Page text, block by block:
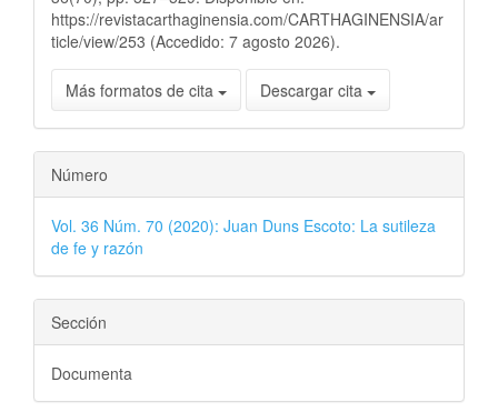
https://revistacarthaginensia.com/CARTHAGINENSIA/ar
ticle/view/253 (Accedido: 7 agosto 2026).
Más formatos de cita Descargar cita
Número
Vol. 36 Núm. 70 (2020): Juan Duns Escoto: La sutileza
de fe y razón
Sección
Documenta